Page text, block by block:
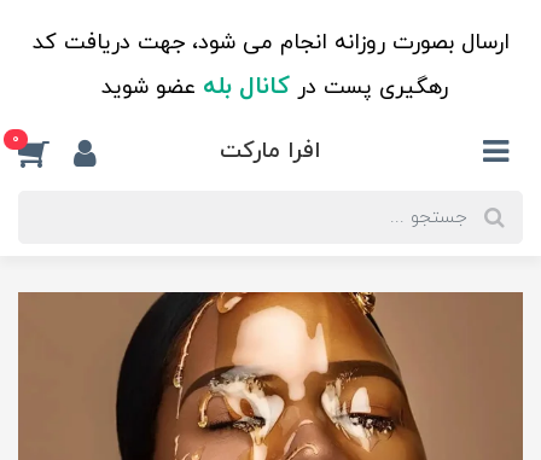
ارسال بصورت روزانه انجام می شود، جهت دریافت کد
رهگیری پست درکانال بله عضو شوید
افرا مارکت 0